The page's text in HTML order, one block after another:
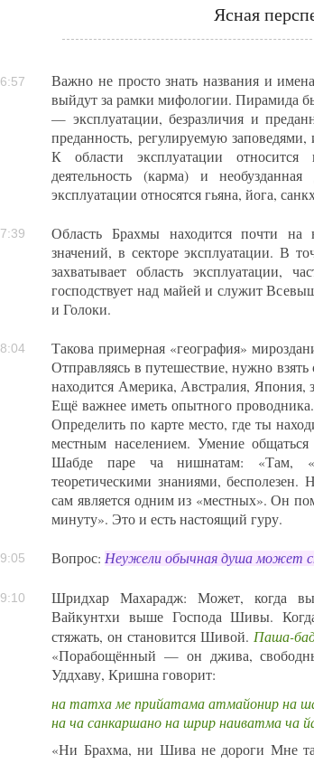
Ясная
Важно не просто знать названия и
выйдут за рамки мифологии. Пирамида
— эксплуатации, безразличия и
преданность, регулируемую
К области эксплуатации
деятельность (карма) и
эксплуатации относятся гьяна, йога,
Область Брахмы находится почти на
значений, в секторе эксплуатации. В
захватывает область эксплуатации,
господствует над майей и служит
и Голоки.
Такова примерная «география»
Отправляясь в путешествие, нужно взять
находится Америка, Австралия, Япония,
Ещё важнее иметь опытного
Определить по карте место, где ты
местным населением. Умение
Шабде паре ча нишнатам: «Там,
теоретическими знаниями,
сам является одним из «местных». Он
минуту». Это и есть настоящий гуру.
Вопрос: Неужели обычная душа может
Шридхар Махарадж: Может, когда
Вайкунтхи выше Господа Шивы. Когда
стяжать, он становится Шивой. Паша-
«Порабощённый — он джива,
Уддхаву, Кришна говорит:
на татха ме прийатама атмайонир на
на ча санкаршано на шрир наиватма ча
«Ни Брахма, ни Шива не дороги Мне